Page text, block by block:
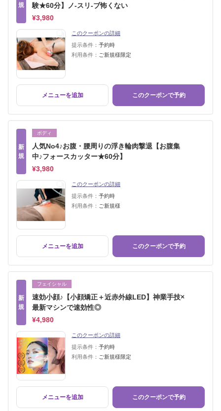
規
験★60分】ノ-スリ-ブ怖くない
¥3,980
このクーポンの詳細
提示条件： 予約時
利用条件： ご新規様限定
メニューを追加 このクーポンで予約
新
規
ボディ
人気No4♪お腹・腰周りの浮き輪肉撃退【お腹集
中♪フォースカッター★60分】
¥3,980
このクーポンの詳細
提示条件： 予約時
利用条件： ご新規様
メニューを追加 このクーポンで予約
新
規
フェイシャル
速効小顔♪【小顔矯正＋近赤外線LED】神業手技×
最新マシンで速効性◎
¥4,980
このクーポンの詳細
提示条件： 予約時
利用条件： ご新規様限定
メニューを追加 このクーポンで予約